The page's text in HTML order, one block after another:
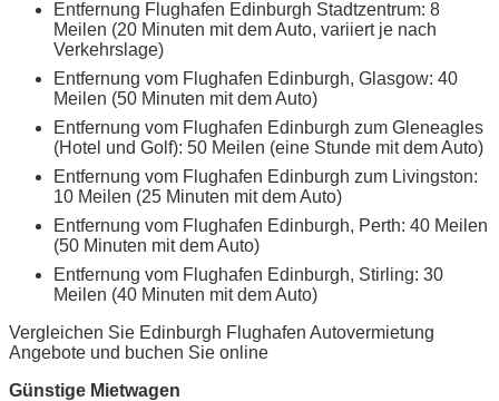
Entfernung Flughafen Edinburgh Stadtzentrum: 8
Meilen (20 Minuten mit dem Auto, variiert je nach
Verkehrslage)
Entfernung vom Flughafen Edinburgh, Glasgow: 40
Meilen (50 Minuten mit dem Auto)
Entfernung vom Flughafen Edinburgh zum Gleneagles
(Hotel und Golf): 50 Meilen (eine Stunde mit dem Auto)
Entfernung vom Flughafen Edinburgh zum Livingston:
10 Meilen (25 Minuten mit dem Auto)
Entfernung vom Flughafen Edinburgh, Perth: 40 Meilen
(50 Minuten mit dem Auto)
Entfernung vom Flughafen Edinburgh, Stirling: 30
Meilen (40 Minuten mit dem Auto)
Vergleichen Sie Edinburgh Flughafen Autovermietung
Angebote und buchen Sie online
Günstige Mietwagen